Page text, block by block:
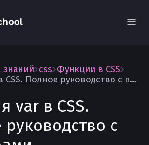
Вход
знаний css Функции в CSS
Функция var в CSS. Полное руководство с примерами
var в CSS.
с